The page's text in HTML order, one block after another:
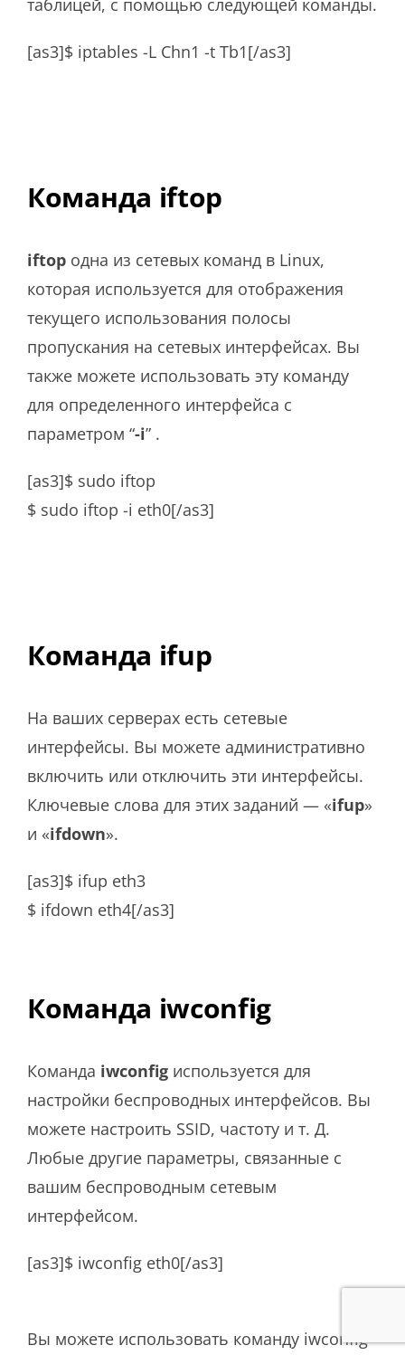
таблицей, с помощью следующей команды.
[as3]$ iptables -L Chn1 -t Tb1[/as3]
Команда iftop
iftop одна из сетевых команд в Linux,
которая используется для отображения
текущего использования полосы
пропускания на сетевых интерфейсах. Вы
также можете использовать эту команду
для определенного интерфейса с
параметром “-i” .
[as3]$ sudo iftop
$ sudo iftop -i eth0[/as3]
Команда ifup
На ваших серверах есть сетевые
интерфейсы. Вы можете административно
включить или отключить эти интерфейсы.
Ключевые слова для этих заданий — «ifup»
и «ifdown».
[as3]$ ifup eth3
$ ifdown eth4[/as3]
Команда iwconfig
Команда iwconfig используется для
настройки беспроводных интерфейсов. Вы
можете настроить SSID, частоту и т. Д.
Любые другие параметры, связанные с
вашим беспроводным сетевым
интерфейсом.
[as3]$ iwconfig eth0[/as3]
Вы можете использовать команду iwconfig